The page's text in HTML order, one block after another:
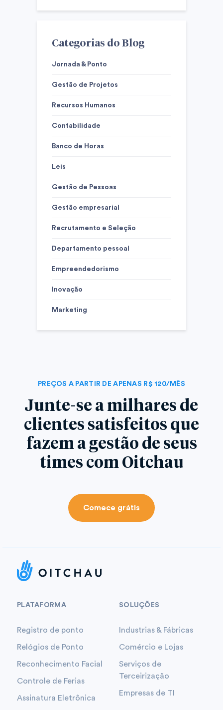
Categorias do Blog
Jornada & Ponto
Gestão de Projetos
Recursos Humanos
Contabilidade
Banco de Horas
Leis
Gestão de Pessoas
Gestão empresarial
Recrutamento e Seleção
Departamento pessoal
Empreendedorismo
Inovação
Marketing
PREÇOS A PARTIR DE APENAS R$ 120/MÊS
Junte-se a milhares de
clientes satisfeitos que
fazem a gestão de seus
times com Oitchau
Comece grátis
PLATAFORMA
Registro de ponto
Relógios de Ponto
Reconhecimento Facial
Controle de Ferias
Assinatura Eletrônica
SOLUÇÕES
Industrias & Fábricas
Comércio e Lojas
Serviços de
Terceirização
Empresas de TI